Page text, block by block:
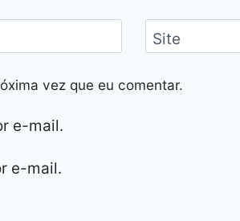
Site
vez que eu comentar.
e-mail.
e-mail.